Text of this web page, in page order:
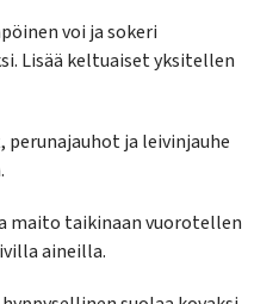
voi ja sokeri
Lisää keltuaiset yksitellen
perunajauhot ja leivinjauhe
maito taikinaan vuorotellen
aineilla.